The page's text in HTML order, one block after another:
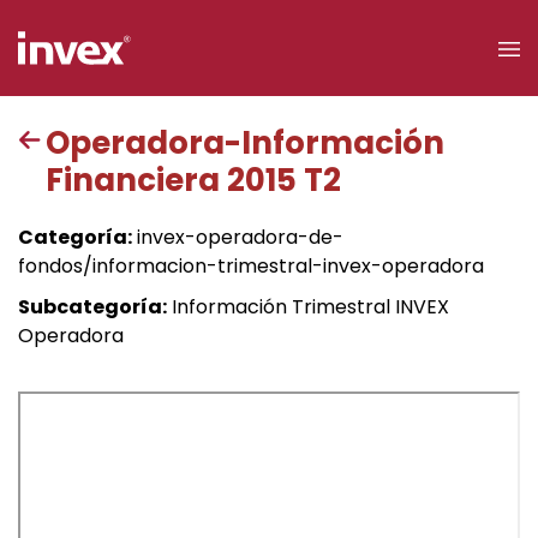
Acceso a
Buscar
Personas
Operadora-Información
Financiera 2015 T2
Categoría:invex-operadora-de-
fondos/informacion-trimestral-invex-operadora
Subcategoría: Información Trimestral INVEX
Operadora